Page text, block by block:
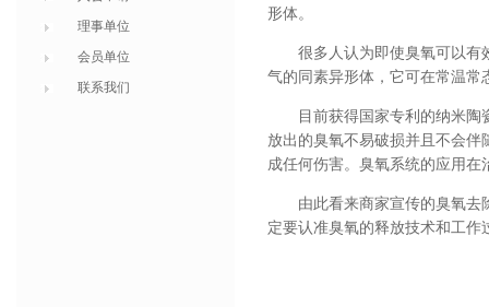
理事单位
会员单位
联系我们
形体。
很多人认为即使臭氧可以有
气的同素异形体，它可在常温常
目前获得国家专利的纳米
放出的臭氧不易破损并且不会
成任何伤害。臭氧系统的应用
由此看来商家宣传的臭氧去
定要认准臭氧的释放技术和工